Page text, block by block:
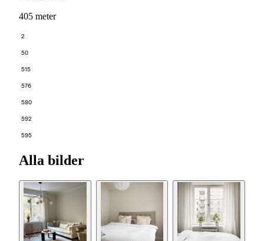
405 meter
2
50
515
576
580
592
595
Alla bilder